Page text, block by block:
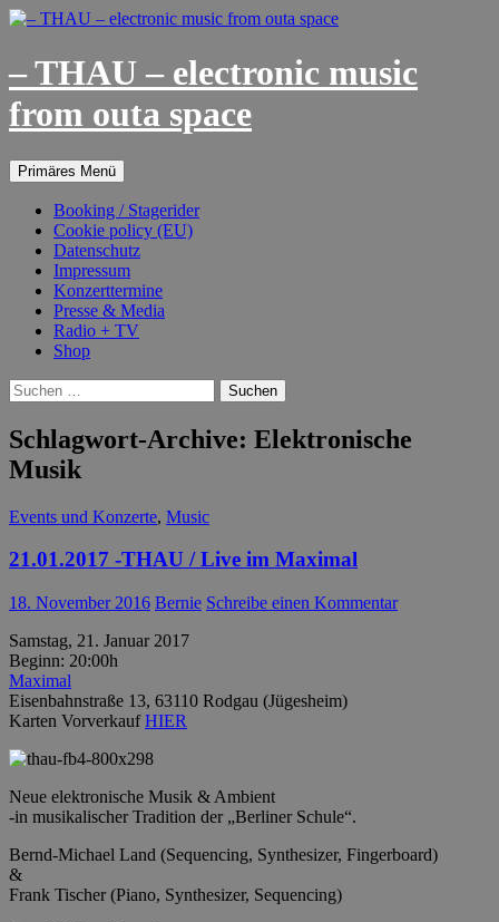
– THAU – electronic music
from outa space
Suchen
Primäres Menü
Inhalt
Booking / Stagerider
Cookie policy (EU)
Datenschutz
Impressum
Konzerttermine
Presse & Media
Radio + TV
Shop
Suchen
nach:
Schlagwort-Archive: Elektronische
Musik
Events und Konzerte, Music
21.01.2017 -THAU / Live im Maximal
18. November 2016 Bernie Schreibe einen Kommentar
Samstag, 21. Januar 2017
Beginn: 20:00h
Maximal
Eisenbahnstraße 13, 63110 Rodgau (Jügesheim)
Karten VorverkaufHIER
Neue elektronische Musik & Ambient
-in musikalischer Tradition der „Berliner Schule“.
Bernd-Michael Land (Sequencing, Synthesizer, Fingerboard)
&
Frank Tischer (Piano, Synthesizer, Sequencing)